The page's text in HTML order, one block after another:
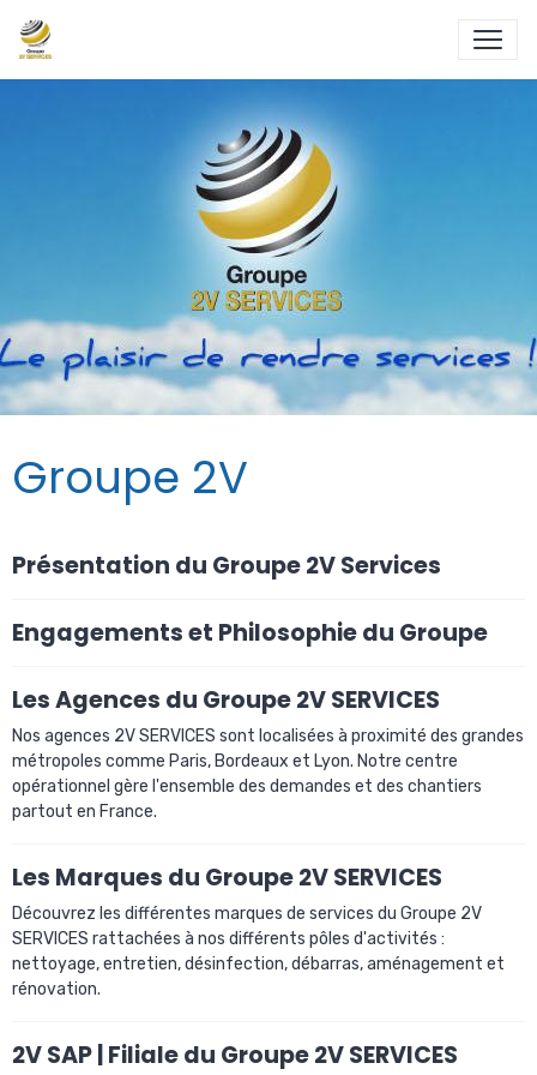
Groupe 2V
Présentation du Groupe 2V Services
Engagements et Philosophie du Groupe
Les Agences du Groupe 2V SERVICES
Nos agences 2V SERVICES sont localisées à proximité des grandes
métropoles comme Paris, Bordeaux et Lyon. Notre centre
opérationnel gère l'ensemble des demandes et des chantiers
partout en France.
Les Marques du Groupe 2V SERVICES
Découvrez les différentes marques de services du Groupe 2V
SERVICES rattachées à nos différents pôles d'activités :
nettoyage, entretien, désinfection, débarras, aménagement et
rénovation.
2V SAP | Filiale du Groupe 2V SERVICES